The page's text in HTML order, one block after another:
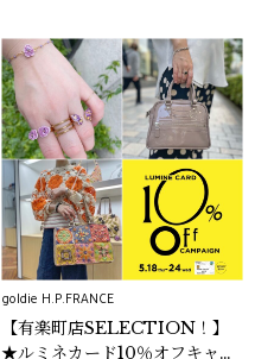
goldie H.P.FRANCE
【有楽町店SELECTION！】
★ルミネカード10％オフキャン